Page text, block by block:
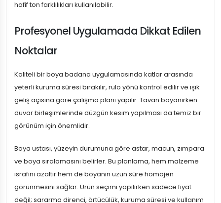
hafif ton farklılıkları kullanılabilir.
Profesyonel Uygulamada Dikkat Edilen
Noktalar
Kaliteli bir boya badana uygulamasında katlar arasında
yeterli kuruma süresi bırakılır, rulo yönü kontrol edilir ve ışık
geliş açısına göre çalışma planı yapılır. Tavan boyanırken
duvar birleşimlerinde düzgün kesim yapılması da temiz bir
görünüm için önemlidir.
Boya ustası, yüzeyin durumuna göre astar, macun, zımpara
ve boya sıralamasını belirler. Bu planlama, hem malzeme
israfını azaltır hem de boyanın uzun süre homojen
görünmesini sağlar. Ürün seçimi yapılırken sadece fiyat
değil; sararma direnci, örtücülük, kuruma süresi ve kullanım